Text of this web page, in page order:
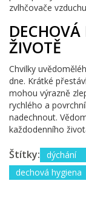
zvlhčovače
ŽIVOTĚ
Chvilky
dne. Krátké
mohou výrazně
rychlého a
nadechnout.
každodenního
Štítky: dýchání
dechová hygiena